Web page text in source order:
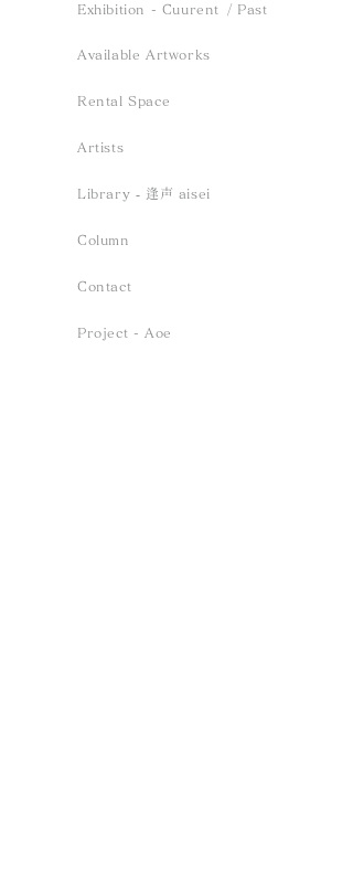
/ Past
Exhibition - Cuurent
Available Artworks
Rental Space
Artists
Library ‐ 逢声 aisei
Column
Contact
Project - Aoe